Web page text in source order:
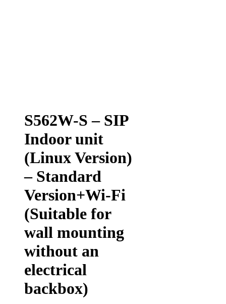
S562W-S – SIP
Indoor unit
(Linux Version)
– Standard
Version+Wi-Fi
(Suitable for
wall mounting
without an
electrical
backbox)